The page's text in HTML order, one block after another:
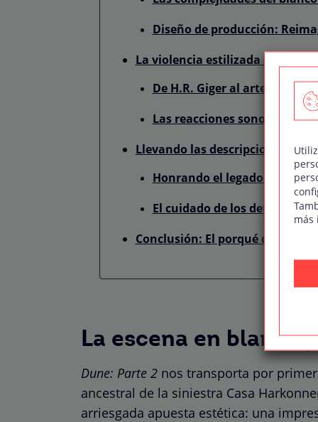
Diseño de producción:
La violencia estilizada de un
De H.R. Giger al arte medieval
Las reacciones sonoras de
Llevando las descripciones del
Honrando el legado de
El cuidado de los detalles
Conclusión: El porqué de la
La escena en blanco
Dune: Parte 2 nos transporta por
ancestral de la siniestra Casa
arriesgada apuesta estética: una
más